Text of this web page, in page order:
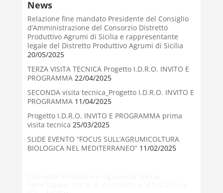
News
Relazione fine mandato Presidente del Consiglio
d’Amministrazione del Consorzio Distretto
Produttivo Agrumi di Sicilia e rappresentante
legale del Distretto Produttivo Agrumi di Sicilia
20/05/2025
TERZA VISITA TECNICA Progetto I.D.R.O. INVITO E
PROGRAMMA22/04/2025
SECONDA visita tecnica_Progetto I.D.R.O. INVITO E
PROGRAMMA11/04/2025
Progetto I.D.R.O. INVITO E PROGRAMMA prima
visita tecnica 25/03/2025
SLIDE EVENTO “FOCUS SULL’AGRUMICOLTURA
BIOLOGICA NEL MEDITERRANEO”11/02/2025